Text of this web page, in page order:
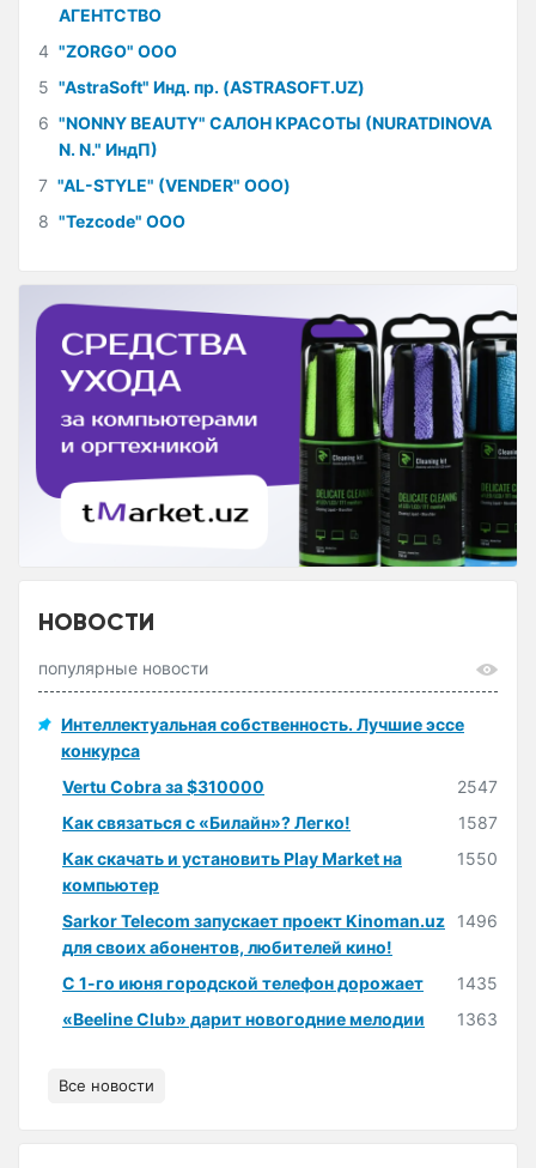
АГЕНТСТВО
4 "ZORGO" ООО
5 "AstraSoft" Инд. пр. (ASTRASOFT.UZ)
6 "NONNY BEAUTY" САЛОН КРАСОТЫ (NURATDINOVA
N. N." ИндП)
7 "AL-STYLE" (VENDER" ООО)
8 "Tezcode" ООО
НОВОСТИ
популярные новости
Интеллектуальная собственность. Лучшие эссе
конкурса
Vertu Cobra за $310000
2547
Как связаться с «Билайн»? Легко!
1587
Как скачать и установить Play Market на
компьютер
1550
Sarkor Telecom запускает проект Kinoman.uz
для своих абонентов, любителей кино!
1496
С 1-го июня городской телефон дорожает
1435
«Beeline Club» дарит новогодние мелодии
1363
Все новости